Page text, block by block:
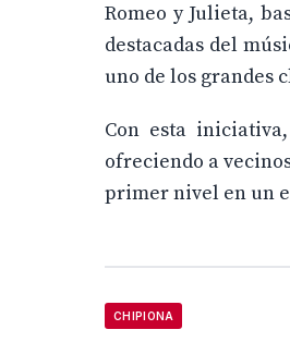
Romeo y Julieta,
destacadas del
uno de los grandes
Con esta
ofreciendo a
primer nivel en un
CHIPIONA